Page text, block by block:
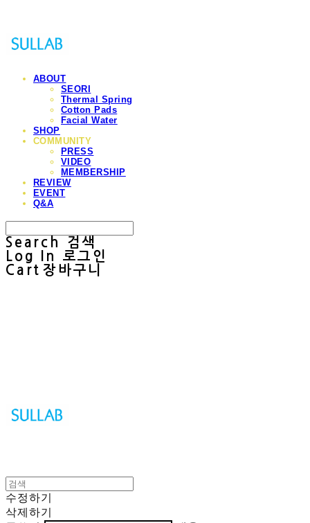
ABOUT
SEORI
Thermal Spring
Cotton Pads
Facial Water
SHOP
COMMUNITY
PRESS
VIDEO
MEMBERSHIP
REVIEW
EVENT
Q&A
Search
검색
Log In
로그인
Cart 장바구니
수정하기
삭제하기